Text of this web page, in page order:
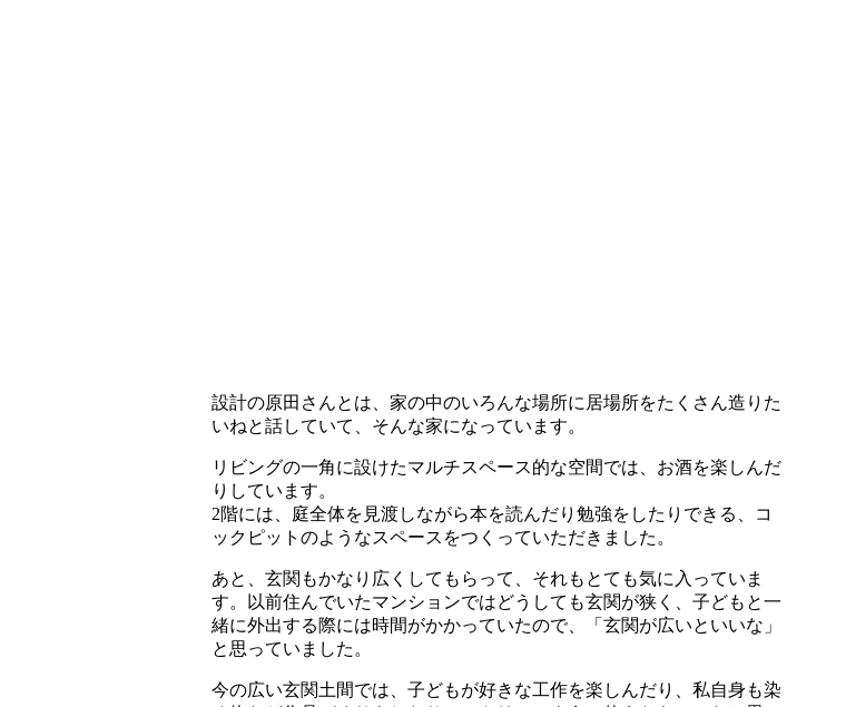
設計の原田さんとは、家の中のいろんな場所に居場所をたくさん造りた
いねと話していて、そんな家になっています。
リビングの一角に設けたマルチスペース的な空間では、お酒を楽しんだ
りしています。
2階には、庭全体を見渡しながら本を読んだり勉強をしたりできる、コ
ックピットのようなスペースをつくっていただきました。
あと、玄関もかなり広くしてもらって、それもとても気に入っていま
す。以前住んでいたマンションではどうしても玄関が狭く、子どもと一
緒に外出する際には時間がかかっていたので、「玄関が広いといいな」
と思っていました。
今の広い玄関土間では、子どもが好きな工作を楽しんだり、私自身も染